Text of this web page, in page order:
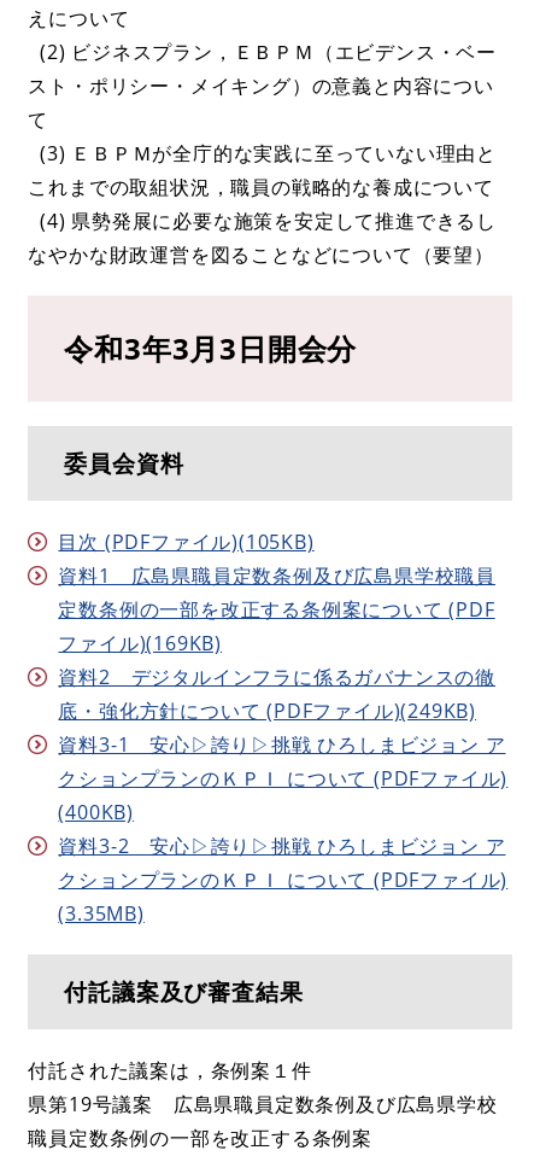
えについて
(2) ビジネスプラン，ＥＢＰＭ（エビデンス・ベー
スト・ポリシー・メイキング）の意義と内容につい
て
(3) ＥＢＰＭが全庁的な実践に至っていない理由と
これまでの取組状況，職員の戦略的な養成について
(4) 県勢発展に必要な施策を安定して推進できるし
なやかな財政運営を図ることなどについて（要望）
令和3年3月3日開会分
委員会資料
目次 (PDFファイル)(105KB)
資料1 広島県職員定数条例及び広島県学校職員
定数条例の一部を改正する条例案について (PDF
ファイル)(169KB)
資料2 デジタルインフラに係るガバナンスの徹
底・強化方針について (PDFファイル)(249KB)
資料3-1 安心▷誇り▷挑戦 ひろしまビジョン ア
クションプランのＫＰＩ について (PDFファイル)
(400KB)
資料3-2 安心▷誇り▷挑戦 ひろしまビジョン ア
クションプランのＫＰＩ について (PDFファイル)
(3.35MB)
付託議案及び審査結果
付託された議案は，条例案１件
県第19号議案 広島県職員定数条例及び広島県学校
職員定数条例の一部を改正する条例案